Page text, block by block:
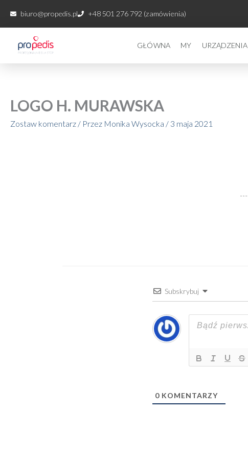
biuro@propedis.pl +48 501 276 792 (zamówienia)
GŁÓWNA MY URZĄDZENIA
LOGO H. MURAWSKA
Zostaw komentarz / Przez Monika Wysocka / 3 maja 2021
Subskrybuj
0 KOMENTARZY